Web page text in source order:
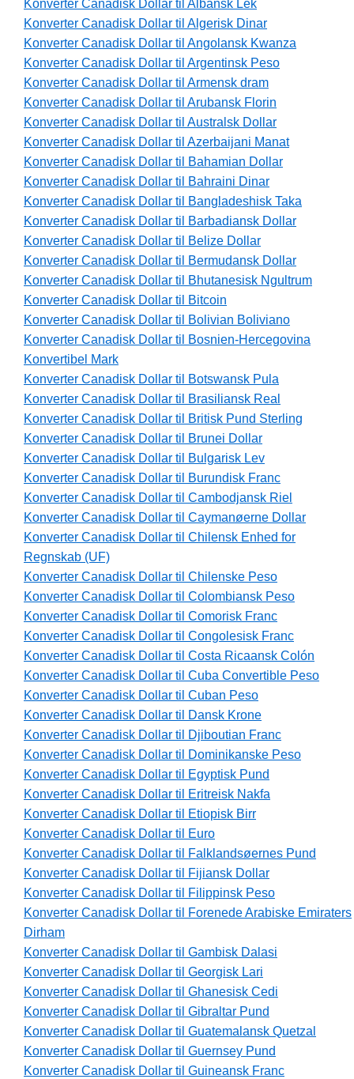
Konverter Canadisk Dollar til Albansk Lek
Konverter Canadisk Dollar til Algerisk Dinar
Konverter Canadisk Dollar til Angolansk Kwanza
Konverter Canadisk Dollar til Argentinsk Peso
Konverter Canadisk Dollar til Armensk dram
Konverter Canadisk Dollar til Arubansk Florin
Konverter Canadisk Dollar til Australsk Dollar
Konverter Canadisk Dollar til Azerbaijani Manat
Konverter Canadisk Dollar til Bahamian Dollar
Konverter Canadisk Dollar til Bahraini Dinar
Konverter Canadisk Dollar til Bangladeshisk Taka
Konverter Canadisk Dollar til Barbadiansk Dollar
Konverter Canadisk Dollar til Belize Dollar
Konverter Canadisk Dollar til Bermudansk Dollar
Konverter Canadisk Dollar til Bhutanesisk Ngultrum
Konverter Canadisk Dollar til Bitcoin
Konverter Canadisk Dollar til Bolivian Boliviano
Konverter Canadisk Dollar til Bosnien-Hercegovina
Konvertibel Mark
Konverter Canadisk Dollar til Botswansk Pula
Konverter Canadisk Dollar til Brasiliansk Real
Konverter Canadisk Dollar til Britisk Pund Sterling
Konverter Canadisk Dollar til Brunei Dollar
Konverter Canadisk Dollar til Bulgarisk Lev
Konverter Canadisk Dollar til Burundisk Franc
Konverter Canadisk Dollar til Cambodjansk Riel
Konverter Canadisk Dollar til Caymanøerne Dollar
Konverter Canadisk Dollar til Chilensk Enhed for
Regnskab (UF)
Konverter Canadisk Dollar til Chilenske Peso
Konverter Canadisk Dollar til Colombiansk Peso
Konverter Canadisk Dollar til Comorisk Franc
Konverter Canadisk Dollar til Congolesisk Franc
Konverter Canadisk Dollar til Costa Ricaansk Colón
Konverter Canadisk Dollar til Cuba Convertible Peso
Konverter Canadisk Dollar til Cuban Peso
Konverter Canadisk Dollar til Dansk Krone
Konverter Canadisk Dollar til Djiboutian Franc
Konverter Canadisk Dollar til Dominikanske Peso
Konverter Canadisk Dollar til Egyptisk Pund
Konverter Canadisk Dollar til Eritreisk Nakfa
Konverter Canadisk Dollar til Etiopisk Birr
Konverter Canadisk Dollar til Euro
Konverter Canadisk Dollar til Falklandsøernes Pund
Konverter Canadisk Dollar til Fijiansk Dollar
Konverter Canadisk Dollar til Filippinsk Peso
Konverter Canadisk Dollar til Forenede Arabiske Emiraters
Dirham
Konverter Canadisk Dollar til Gambisk Dalasi
Konverter Canadisk Dollar til Georgisk Lari
Konverter Canadisk Dollar til Ghanesisk Cedi
Konverter Canadisk Dollar til Gibraltar Pund
Konverter Canadisk Dollar til Guatemalansk Quetzal
Konverter Canadisk Dollar til Guernsey Pund
Konverter Canadisk Dollar til Guineansk Franc